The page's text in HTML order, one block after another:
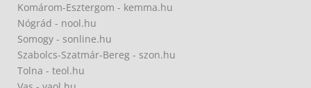
Komárom-Esztergom - kemma.hu
Nógrád - nool.hu
Somogy - sonline.hu
Szabolcs-Szatmár-Bereg - szon.hu
Tolna - teol.hu